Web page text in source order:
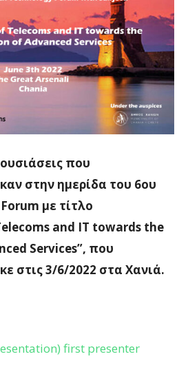
που
στην ημερίδα του 6ου
με τίτλο
and IT towards the
Services”, που
στις 3/6/2022 στα Χανιά.
first presenter